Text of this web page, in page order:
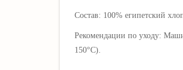
Состав: 100% египетский
Рекомендации по уходу:
150°C).